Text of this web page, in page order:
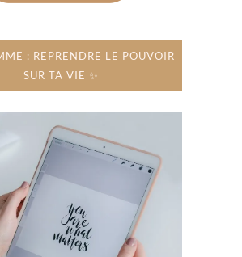
: REPRENDRE LE POUVOIR
SUR TA VIE ✨